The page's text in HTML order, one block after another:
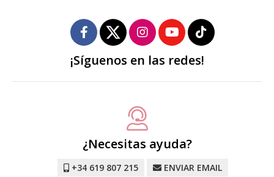
¡Síguenos en las redes!
¿Necesitas ayuda?
+34 619 807 215 ENVIAR EMAIL